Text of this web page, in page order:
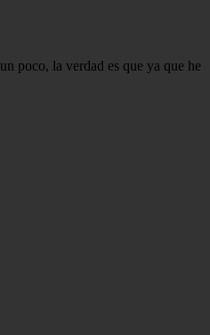
poco, la verdad es que ya que he